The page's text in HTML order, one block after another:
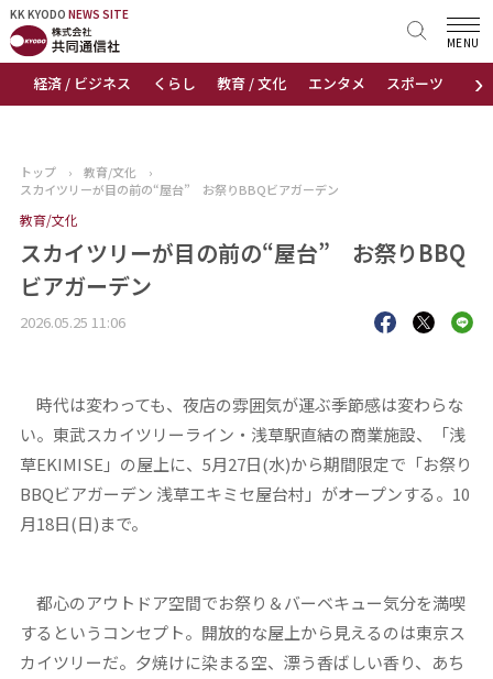
KK KYODO NEWS SITE
›
経済 / ビジネス くらし 教育 / 文化 エンタメ スポーツ 地域
MENU
KK KYODONEWS SITE
トップページ
ニュース
おすすめコンテンツ
出版物
トップ › 教育/文化
›
スカイツリーが目の前の“屋台” お祭りBBQビアガーデン
教育/文化
スカイツリーが目の前の“屋台” お祭りBBQ
ビアガーデン
2026.05.25 11:06
時代は変わっても、夜店の雰囲気が運ぶ季節感は変わらな
い。東武スカイツリーライン・浅草駅直結の商業施設、「浅
草EKIMISE」の屋上に、5月27日(水)から期間限定で「お祭り
BBQビアガーデン 浅草エキミセ屋台村」がオープンする。10
月18日(日)まで。
都心のアウトドア空間でお祭り＆バーベキュー気分を満喫
するというコンセプト。開放的な屋上から見えるのは東京ス
カイツリーだ。夕焼けに染まる空、漂う香ばしい香り、あち